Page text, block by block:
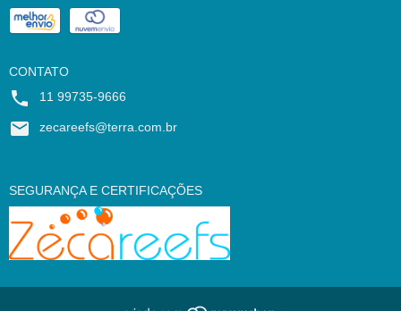
CONTATO
11 99735-9666
zecareefs@terra.com.br
SEGURANÇA E CERTIFICAÇÕES